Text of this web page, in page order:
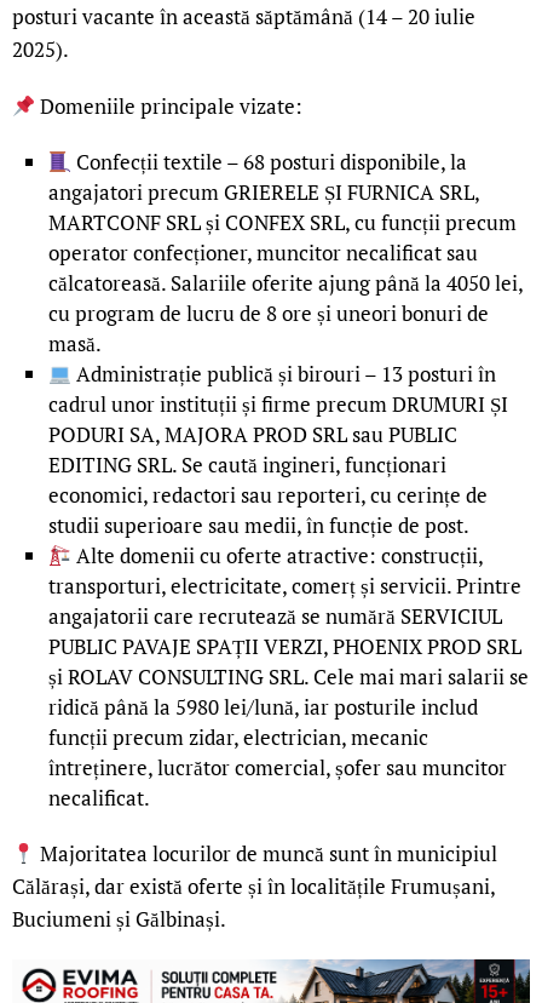
posturi vacante în această săptămână (14 – 20 iulie
2025).
Domeniile principale vizate:
Confecții textile – 68 posturi disponibile, la
angajatori precum GRIERELE ȘI FURNICA SRL,
MARTCONF SRL și CONFEX SRL, cu funcții precum
operator confecționer, muncitor necalificat sau
călcatoreasă. Salariile oferite ajung până la 4050 lei,
cu program de lucru de 8 ore și uneori bonuri de
masă.
Administrație publică și birouri – 13 posturi în
cadrul unor instituții și firme precum DRUMURI ȘI
PODURI SA, MAJORA PROD SRL sau PUBLIC
EDITING SRL. Se caută ingineri, funcționari
economici, redactori sau reporteri, cu cerințe de
studii superioare sau medii, în funcție de post.
Alte domenii cu oferte atractive: construcții,
transporturi, electricitate, comerț și servicii. Printre
angajatorii care recrutează se numără SERVICIUL
PUBLIC PAVAJE SPAȚII VERZI, PHOENIX PROD SRL
și ROLAV CONSULTING SRL. Cele mai mari salarii se
ridică până la 5980 lei/lună, iar posturile includ
funcții precum zidar, electrician, mecanic
întreținere, lucrător comercial, șofer sau muncitor
necalificat.
Majoritatea locurilor de muncă sunt în municipiul
Călărași, dar există oferte și în localitățile Frumușani,
Buciumeni și Gălbinași.